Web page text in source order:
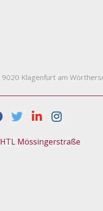
9020 Klagenfurt am
HTL Mössingerstraße